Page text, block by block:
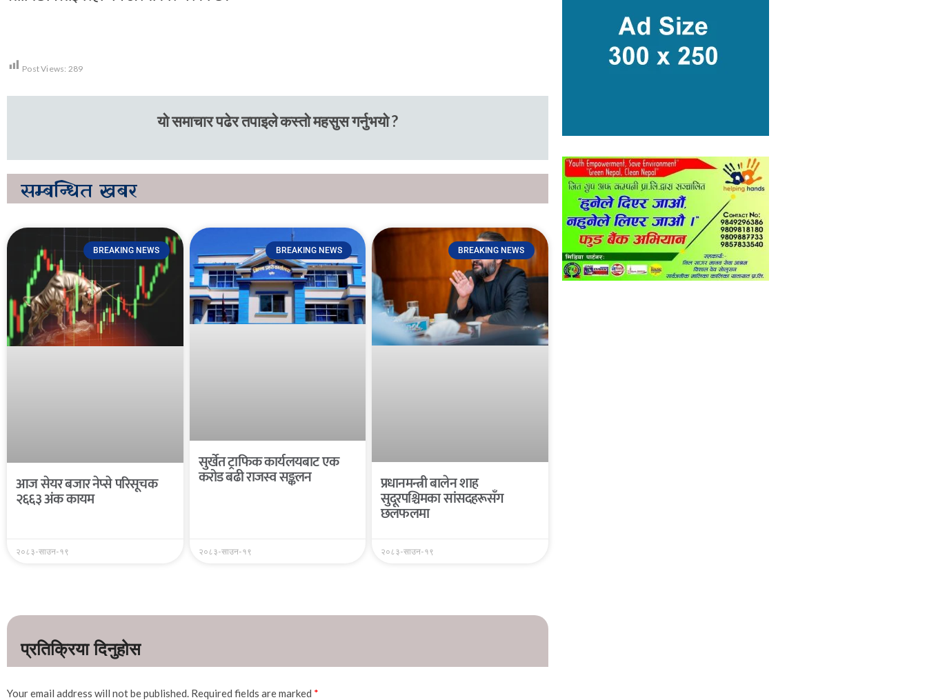
Post Views: 289
यो समाचार पढेर तपाइले कस्तो महसुस गर्नुभयो ?
सम्बन्धित खबर
BREAKING NEWS
आज सेयर बजार नेप्से परिसूचक
२६६३ अंक कायम
२०८३-साउन-१९
BREAKING NEWS
सुर्खेत ट्राफिक कार्यलयबाट एक
करोड बढी राजस्व सङ्कलन
२०८३-साउन-१९
BREAKING NEWS
प्रधानमन्त्री बालेन शाह
सुदूरपश्चिमका सांसदहरूसँग
छलफलमा
२०८३-साउन-१९
Your email address will not be published. Required fields are marked *